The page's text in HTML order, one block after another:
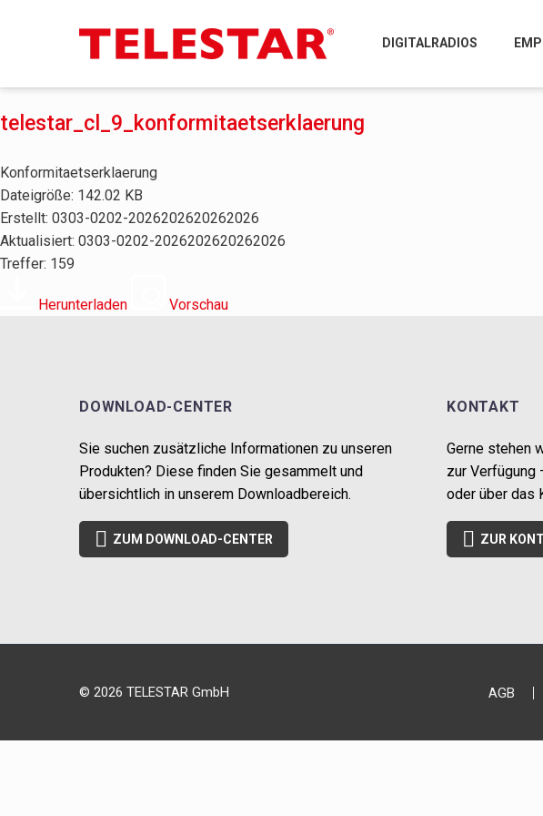
DIGITALRADIOS
telestar_cl_9_konformitaetserklaerung
Konformitaetserklaerung
Dateigröße: 142.02 KB
Erstellt: 0303-0202-2026202620262026
Aktualisiert: 0303-0202-2026202620262026
Treffer: 159
Herunterladen Vorschau
DOWNLOAD-CENTER
Sie suchen zusätzliche Informationen zu unseren
Produkten? Diese finden Sie gesammelt und
übersichtlich in unserem Downloadbereich.
 ZUM DOWNLOAD-CENTER
KONTAKT
Gerne stehen
zur Verfügung
oder über das
 ZUR
AGB
© 2026 TELESTAR GmbH